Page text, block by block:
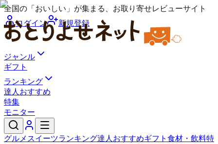
全国の「おいしい」が集まる、お取り寄せレビューサイト
ログイン
新規登録
ジャンル
ギフト
ランキング
達人おすすめ
特集
モニター
グルメ スイーツランキング達人おすすめギフト 食材・飲料特